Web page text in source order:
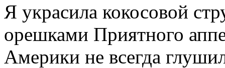
Я украсила кокосовой
орешками Приятного
Америки не всегда